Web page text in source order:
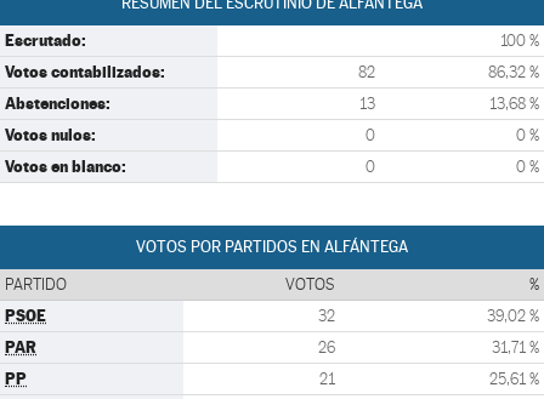
Escrutado: 100 %
Votos contabilizados: 82 86,32 %
Abstenciones: 13 13,68 %
Votos nulos: 0 0 %
Votos en blanco: 0 0 %
VOTOS POR PARTIDOS EN ALFÁNTEGA
PARTIDO VOTOS %
PSOE 32 39,02 %
PAR 26 31,71 %
PP 21 25,61 %